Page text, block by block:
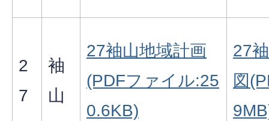
2
7
袖
山
27袖山地域計画
(PDFファイル:25
0.6KB)
27
図